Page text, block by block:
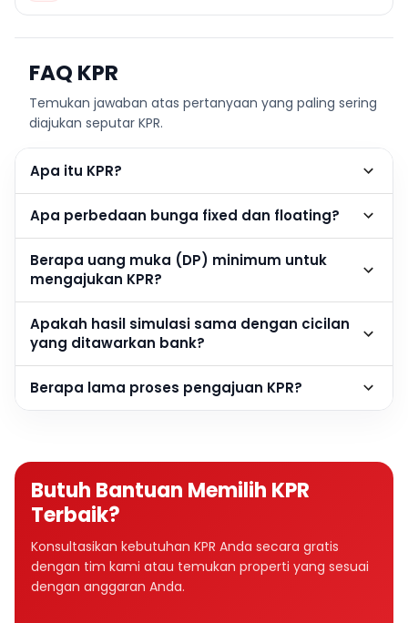
FAQ KPR
Temukan jawaban atas pertanyaan yang paling sering
diajukan seputar KPR.
Apa itu KPR?
Apa perbedaan bunga fixed dan floating?
Berapa uang muka (DP) minimum untuk
mengajukan KPR?
Apakah hasil simulasi sama dengan cicilan
yang ditawarkan bank?
Berapa lama proses pengajuan KPR?
Butuh Bantuan Memilih KPR
Terbaik?
Konsultasikan kebutuhan KPR Anda secara gratis
dengan tim kami atau temukan properti yang sesuai
dengan anggaran Anda.